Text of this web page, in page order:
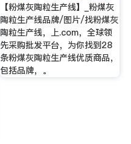
【粉煤灰陶粒生产线】_粉煤灰
陶粒生产线品牌/图片/找粉煤灰
陶粒生产线，上.com，全球领
先采购批发平台，为你找到28
条粉煤灰陶粒生产线优质商品，
包括品牌，。